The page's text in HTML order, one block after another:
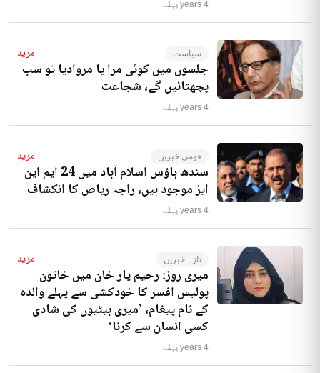
4 years پہلے
سیاست مزید
جلسوں میں کوئی مرا یا مروادیا تو سب
پچھتائیں گے، شجاعت
4 years پہلے
قومی خبریں مزید
سندھ ہاؤس اسلام آباد میں 24 ایم این
ایز موجود ہیں، راجہ ریاض کا انکشاف
4 years پہلے
تازہ خبریں مزید
میری روز: رحیم یار خان میں خاتون
پولیس افسر کا خودکشی سے پہلے والدہ
کے نام پیغام، ’میری بیٹیوں کی شادی
کسی انسان سے کرنا‘
4 years پہلے